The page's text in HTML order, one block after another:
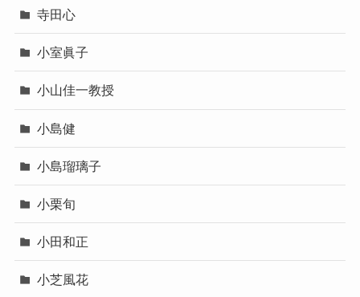
寺田心
小室眞子
小山佳一教授
小島健
小島瑠璃子
小栗旬
小田和正
小芝風花